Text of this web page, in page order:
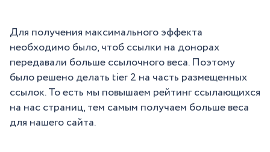
Для получения максимального эффекта
необходимо было, чтоб ссылки на донорах
передавали больше ссылочного веса. Поэтому
было решено делать tier 2 на часть размещенных
ссылок. То есть мы повышаем рейтинг ссылающихся
на нас страниц, тем самым получаем больше веса
для нашего сайта.